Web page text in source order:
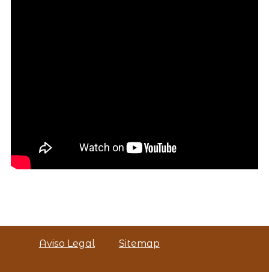
Aviso Legal Sitemap